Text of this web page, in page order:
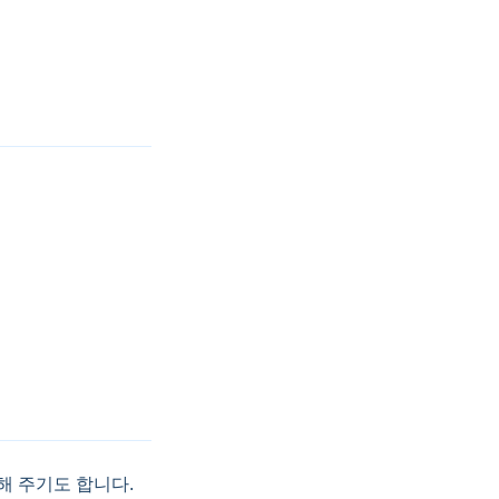
주기도 합니다.